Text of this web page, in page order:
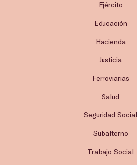
Ejército
Educación
Hacienda
Justicia
Ferroviarias
Salud
Seguridad Social
Subalterno
Trabajo Social